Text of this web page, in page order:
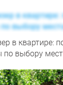
в квартире:
по выбору